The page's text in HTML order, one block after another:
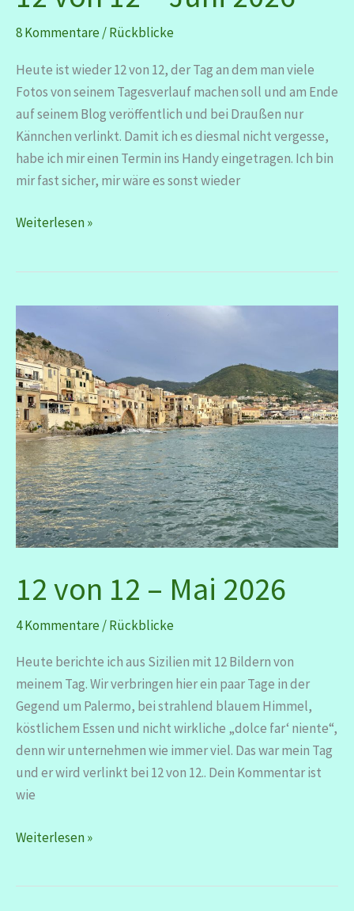
8 Kommentare/Rückblicke
Heute ist wieder 12 von 12, der Tag an dem man viele
Fotos von seinem Tagesverlauf machen soll und am Ende
auf seinem Blog veröffentlich und bei Draußen nur
Kännchen verlinkt. Damit ich es diesmal nicht vergesse,
habe ich mir einen Termin ins Handy eingetragen. Ich bin
mir fast sicher, mir wäre es sonst wieder
12
Juni
2026
Weiterlesen »
12 von 12 – Mai 2026
4 Kommentare/Rückblicke
Heute berichte ich aus Sizilien mit 12 Bildern von
meinem Tag. Wir verbringen hier ein paar Tage in der
Gegend um Palermo, bei strahlend blauem Himmel,
köstlichem Essen und nicht wirkliche „dolce far‘ niente“,
denn wir unternehmen wie immer viel. Das war mein Tag
und er wird verlinkt bei 12 von 12.. Dein Kommentar ist
wie
12
Weiterlesen »